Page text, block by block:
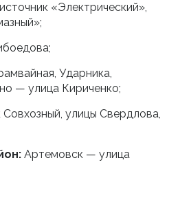
«Электрический»,
Ударника,
— улица Кириченко;
Совхозный, улицы Свердлова,
Артемовск — улица